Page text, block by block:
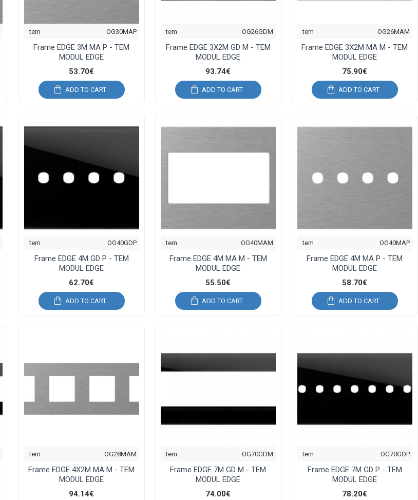
tem OG30MAP
Frame EDGE 3M MA P - TEM
MODUL EDGE
53.70€
ADD TO CART
tem OG26GDM
Frame EDGE 3X2M GD M - TEM
MODUL EDGE
93.74€
ADD TO CART
tem OG26MAM
Frame EDGE 3X2M MA M - TEM
MODUL EDGE
75.90€
ADD TO CART
tem OG40GDP
Frame EDGE 4M GD P - TEM
MODUL EDGE
62.70€
ADD TO CART
tem OG40MAM
Frame EDGE 4M MA M - TEM
MODUL EDGE
55.50€
ADD TO CART
tem OG40MAP
Frame EDGE 4M MA P - TEM
MODUL EDGE
58.70€
ADD TO CART
tem OG28MAM
Frame EDGE 4X2M MA M - TEM
MODUL EDGE
94.14€
tem OG70GDM
Frame EDGE 7M GD M - TEM
MODUL EDGE
74.00€
tem OG70GDP
Frame EDGE 7M GD P - TEM
MODUL EDGE
78.20€